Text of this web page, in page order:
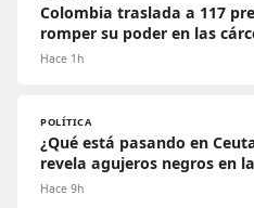
Colombia traslada a 117
romper su poder en las
Hace 1h
POLÍTICA
¿Qué está pasando en
revela agujeros negros en
Hace 9h